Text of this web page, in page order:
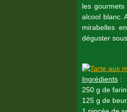
les
alcool blanc.
mirabelles
déguster
Ingrédients :
250 g de
125 g de